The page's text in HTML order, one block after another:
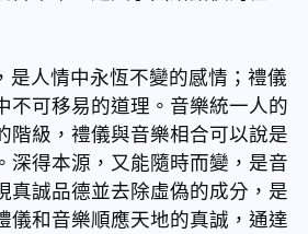
人情中永恆不變的感情；禮儀
不可移易的道理。音樂統一人的
階級，禮儀與音樂相合可以說是
深得本源，又能隨時而變，是音
真誠品德並去除虛偽的成分，是
儀和音樂順應天地的真誠，通達